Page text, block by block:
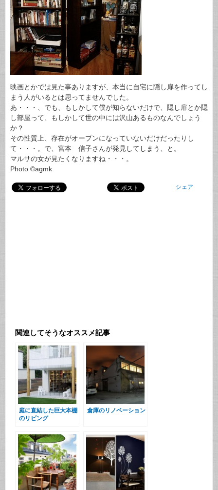
映画とかでは見た事ありますが、本当に自宅に隠し扉を作ってし
まう人がいるとは思ってませんでした。
あ・・・、でも、もしかして僕が知らないだけで、隠し扉とか隠
し部屋って、もしかして世の中には沢山あるものなんでしょう
か？
その性質上、存在がオープンになっていないだけだったりし
て・・・。で、宮本 信子さんが発見してしまう、と。
マルサの女が見たくなりますね・・・。
Photo ©agmk
シェア
関連してそうなオススメ記事
庭に直結した巨大本棚
のリビング
倉庫のリノベーション